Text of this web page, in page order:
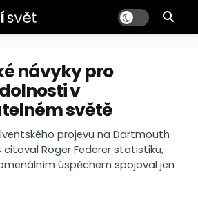
návyky pro
v
světě
projevu na Dartmouth
citoval Roger Federer statistiku,
úspěchem spojoval jen